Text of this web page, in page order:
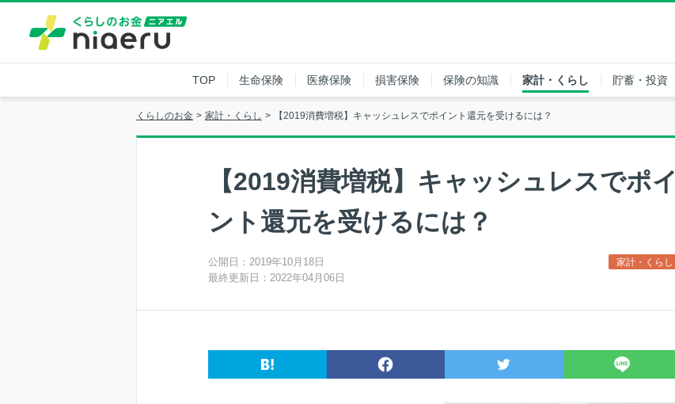
TOP 生命保険 医療保険 損害保険 保険の知識 家計・くらし 貯蓄・投資
くらしのお金 家計・くらし 【2019消費増税】キャッシュレスでポイント還元を受けるには？
【2019消費増税】キャッシュレスでポイ
ント還元を受けるには？
公開日：2019年10月18日
最終更新日：2022年04月06日
家計・くらし